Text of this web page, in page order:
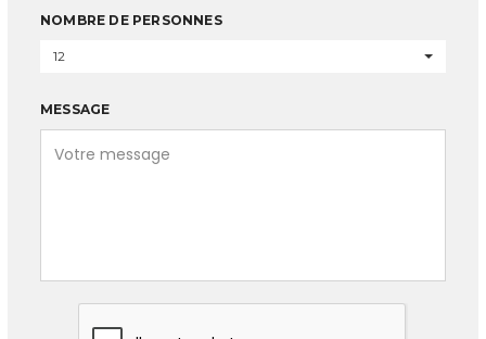
NOMBRE DE PERSONNES
12
MESSAGE